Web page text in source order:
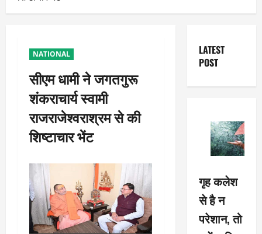
NATIONAL
सीएम धामी ने जगतगुरू
शंकराचार्य स्वामी
राजराजेश्वराश्रम से की
शिष्टाचार भेंट
LATEST
POST
गृह कलेश
से है न
परेशान, तो